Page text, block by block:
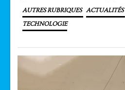
AUTRES RUBRIQUES ACTUALITÉS
TECHNOLOGIE